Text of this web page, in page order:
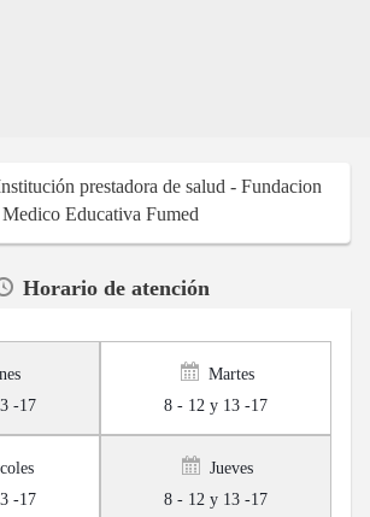
prestadora de salud - Fundacion
Medico Educativa Fumed
Horario de atención
-17
Martes
8 - 12 y 13 -17
-17
Jueves
8 - 12 y 13 -17